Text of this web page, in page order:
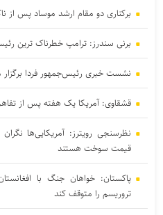
برکناری دو مقام ارشد موساد پس از
برنی سندرز: ترامپ خطرناک‌ ترین
نشست خبری رئیس‌جمهور فردا
قشقاوی: آمریکا یک هفته پس از
نظرسنجی رویترز: آمریکایی‌ها
قیمت سوخت هستند
پاکستان: خواهان جنگ با
تروریسم را متوقف کند